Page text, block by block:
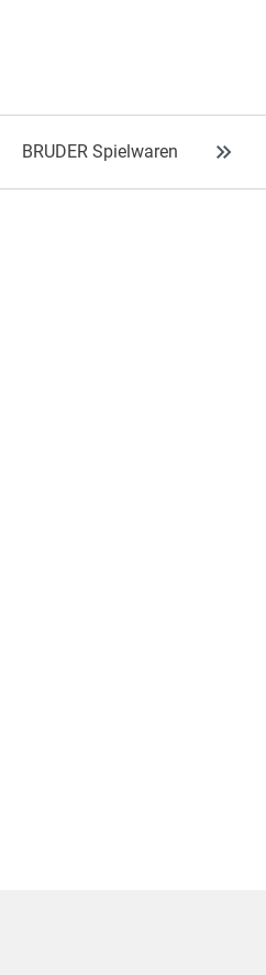
BRUDER Spielwaren